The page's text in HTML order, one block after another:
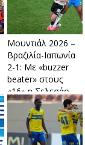
Μουντιάλ 2026 –
Βραζιλία-Ιαπωνία
2-1: Με «buzzer
beater» στους
«16» η Σελεσάο